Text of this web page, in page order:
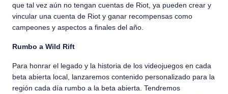
que tal vez aún no tengan cuentas de Riot, ya pueden crear y
vincular una cuenta de Riot y ganar recompensas como
campeones y aspectos a finales del año.
Rumbo a Wild Rift
Para honrar el legado y la historia de los videojuegos en cada
beta abierta local, lanzaremos contenido personalizado para la
región cada día rumbo a la beta abierta. Tendremos